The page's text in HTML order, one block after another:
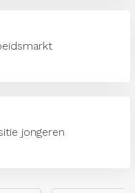
jongeren